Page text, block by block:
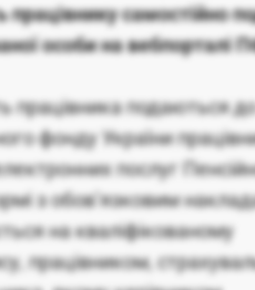
працівнику самостійно
особи на вебпорталі
працівника подаються
фонду України
послуг
з обов’язковим
на кваліфікованому
працівником,